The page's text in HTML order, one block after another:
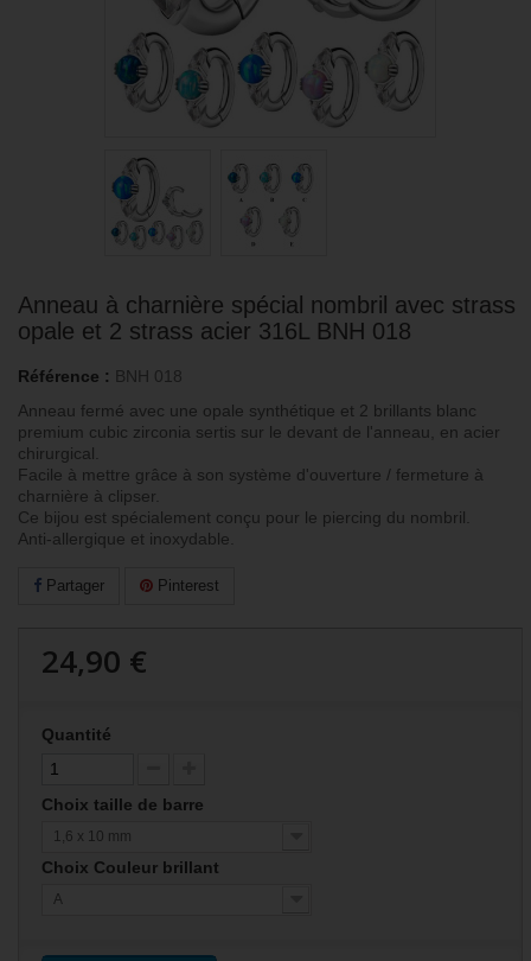
Anneau à charnière spécial nombril avec strass
opale et 2 strass acier 316L BNH 018
Référence : BNH 018
Anneau fermé avec une opale synthétique et 2 brillants blanc
premium cubic zirconia sertis sur le devant de l'anneau, en acier
chirurgical.
Facile à mettre grâce à son système d'ouverture / fermeture à
charnière à clipser.
Ce bijou est spécialement conçu pour le piercing du nombril.
Anti-allergique et inoxydable.
Partager Pinterest
24,90 €
Quantité
Choix taille de barre
1,6 x 10 mm
Choix Couleur brillant
A